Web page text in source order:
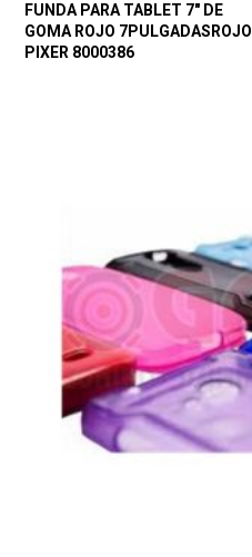
FUNDA PARA TABLET 7″ DE
GOMA ROJO 7PULGADASROJO
PIXER 8000386